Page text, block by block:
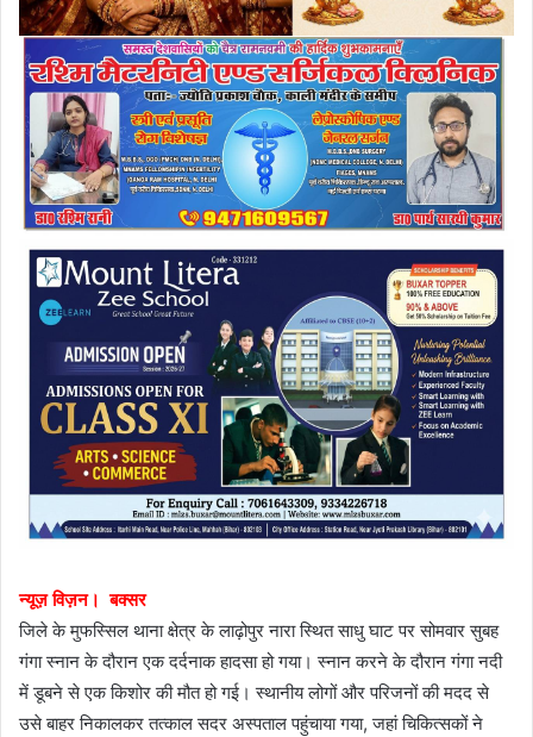
न्यूज़ विज़न। बक्सर
जिले के मुफस्सिल थाना क्षेत्र के लाढ़ोपुर नारा स्थित साधु घाट पर सोमवार सुबह
गंगा स्नान के दौरान एक दर्दनाक हादसा हो गया। स्नान करने के दौरान गंगा नदी
में डूबने से एक किशोर की मौत हो गई। स्थानीय लोगों और परिजनों की मदद से
उसे बाहर निकालकर तत्काल सदर अस्पताल पहुंचाया गया, जहां चिकित्सकों ने